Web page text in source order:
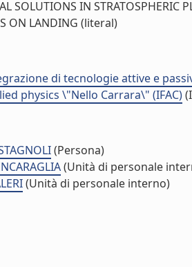
SOLUTIONS IN STRATOSPHERIC
ON LANDING (literal)
di tecnologie attive e
physics \"Nello Carrara\" (IFAC)
(Persona)
(Unità di personale
(Unità di personale interno)